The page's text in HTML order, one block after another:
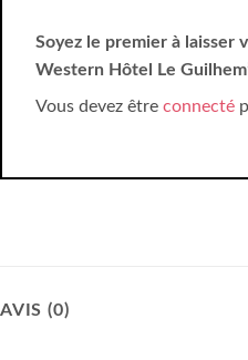
Soyez le premier à laisser
Western Hôtel Le
Vous devez être connecté
AVIS (0)